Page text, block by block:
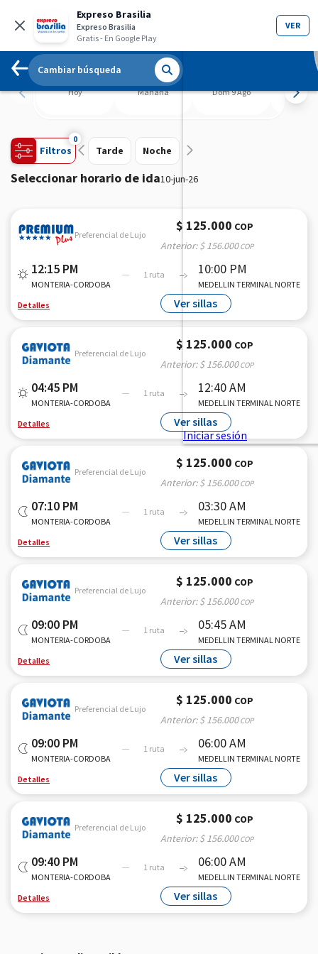
Expreso Brasilia
Expreso Brasilia
Gratis- En Google Play
VER
Cambiar búsqueda
Hoy Mañana Dom 9 Ago Lun 10
Seleccionar horario de ida10-jun-26
0
Filtros Tarde Noche
Preferencial de Lujo
12:15 PM
MONTERIA-CORDOBA
1 ruta 10:00 PM
MEDELLIN TERMINAL NORTE
Detalles
$ 125.000 COP
Anterior:$ 156.000COP
Ver sillas
Preferencial de Lujo
04:45 PM
MONTERIA-CORDOBA
1 ruta 12:40 AM
MEDELLIN TERMINAL NORTE
Detalles
$ 125.000 COP
Anterior:$ 156.000COP
Ver sillas
Preferencial de Lujo
07:10 PM
MONTERIA-CORDOBA
1 ruta 03:30 AM
MEDELLIN TERMINAL NORTE
Detalles
$ 125.000 COP
Anterior:$ 156.000COP
Ver sillas
Preferencial de Lujo
09:00 PM
MONTERIA-CORDOBA
1 ruta 05:45 AM
MEDELLIN TERMINAL NORTE
Detalles
$ 125.000 COP
Anterior:$ 156.000COP
Ver sillas
Preferencial de Lujo
09:00 PM
MONTERIA-CORDOBA
1 ruta 06:00 AM
MEDELLIN TERMINAL NORTE
Detalles
$ 125.000 COP
Anterior:$ 156.000COP
Ver sillas
Preferencial de Lujo
09:40 PM
MONTERIA-CORDOBA
1 ruta 06:00 AM
MEDELLIN TERMINAL NORTE
Detalles
$ 125.000 COP
Anterior:$ 156.000COP
Ver sillas